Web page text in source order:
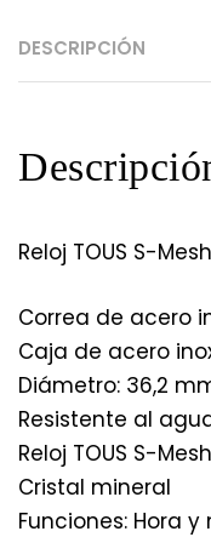
DESCRIPCIÓN
Reloj TOUS S-
Correa de acero
Caja de acero
Diámetro: 36,2
Resistente al
Reloj TOUS S-Mesh
Cristal mineral
Funciones: Hora